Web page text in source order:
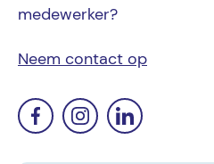
medewerker?
Neem contact op